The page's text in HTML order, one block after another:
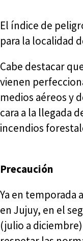
El índice de
para la localidad
Cabe destacar
vienen
medios aéreos y
cara a la llegada
incendios
Precaución
Ya en temporada
en Jujuy, en el
(julio a